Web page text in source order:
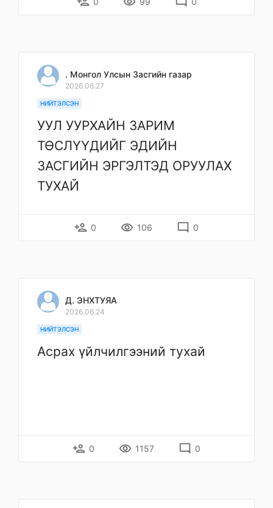
. Монгол Улсын Засгийн газар
2026.06.27
НИЙТЭЛСЭН
УУЛ УУРХАЙН ЗАРИМ
ТӨСЛҮҮДИЙГ ЭДИЙН
ЗАСГИЙН ЭРГЭЛТЭД ОРУУЛАХ
ТУХАЙ
person_add 0 remove_red_eye 106 mode_comment 0
Д. ЭНХТУЯА
2026.06.24
НИЙТЭЛСЭН
Асрах үйлчилгээний тухай
person_add 0 remove_red_eye 1157 mode_comment 0